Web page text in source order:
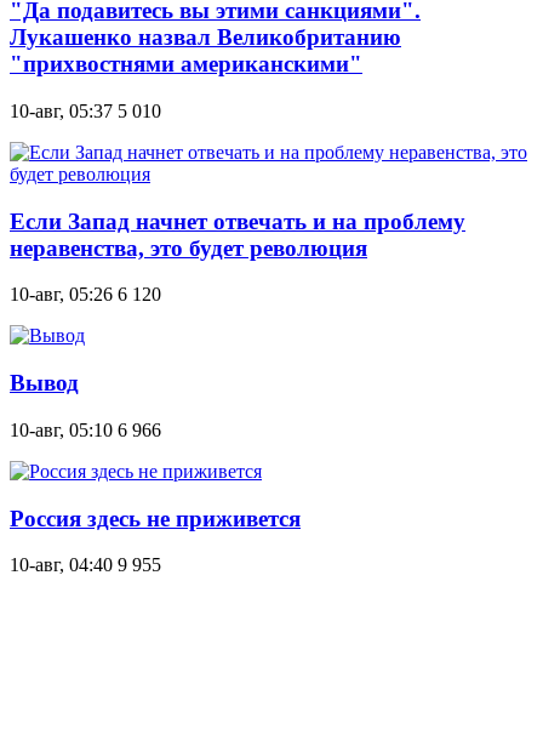
"Да подавитесь вы этими санкциями".
Лукашенко назвал Великобританию
"прихвостнями американскими"
10-авг, 05:37 5 010
Если Запад начнет отвечать и на проблему
неравенства, это будет революция
10-авг, 05:26 6 120
Вывод
10-авг, 05:10 6 966
Россия здесь не приживется
10-авг, 04:40 9 955